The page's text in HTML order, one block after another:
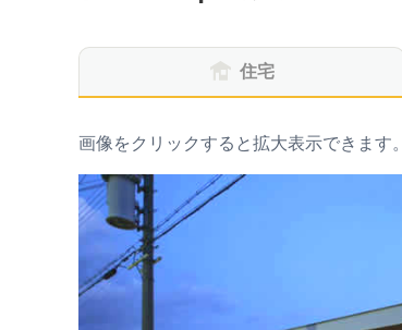
住宅
画像をクリックすると拡大表示できます。